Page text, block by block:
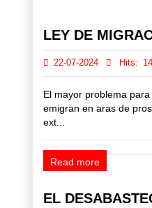
LEY DE
22-07-2024 Hits:
El mayor problema
emigran en aras de
ext...
Read more
EL